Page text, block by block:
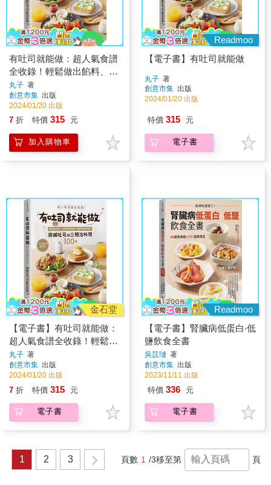
有吐司就能做：超人氣食譜
全收錄！輕鬆做出餡料、抹
醬到層疊美味，網路詢問度
最高的甜鹹吐司與三明治料
理100＋
丸子 著
創意市集 出版
2024/01/20 出版
7 折 特價 315 元
加入購物車
Readmoo
【電子書】有吐司就能做
丸子 著
創意市集 出版
2024/01/20 出版
特價 315 元
電子書
金石堂
【電子書】有吐司就能做：
超人氣食譜全收錄！輕鬆做
出餡料、抹醬到層疊美味，
網路詢問度最高的甜鹹吐司
與三明治料理100+
丸子 著
創意市集 出版
2024/01/20 出版
7 折 特價 315 元
電子書
Readmoo
【電子書】腎臟病低蛋白‧低
鹽飲食全書
吳苡璉 著
創意市集 出版
2023/11/11 出版
特價 336 元
電子書
1 2 3 頁數 1 /3移至第 頁